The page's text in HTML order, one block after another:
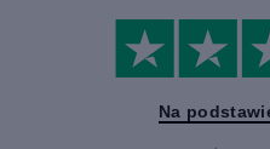
Na